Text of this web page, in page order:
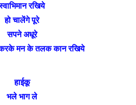
रखिये
हो चालेंगे पूरे
सपने अधूरे
करके मन के तलक कान रखिये
हाईकू
भले भाग ले